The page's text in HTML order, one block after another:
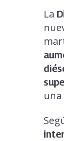
La
una